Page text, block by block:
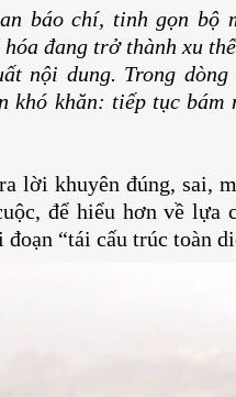
báo chí, tinh gọn bộ
đang trở thành xu
nội dung. Trong
khó khăn: tiếp tục
lời khuyên đúng, sai,
để hiểu hơn về lựa
“tái cấu trúc toàn